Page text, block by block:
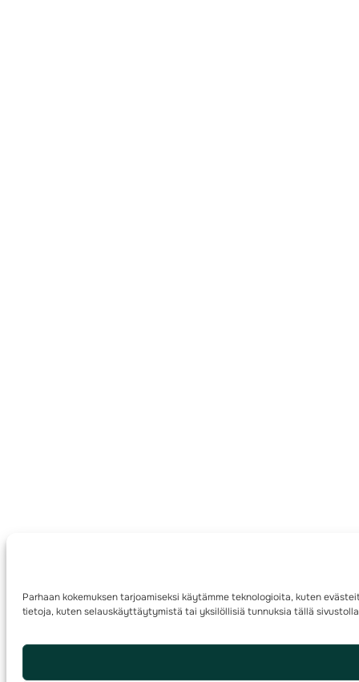
Parhaan kokemuksen tarjoamiseksi käytämme teknologioita, kuten
tietoja, kuten selauskäyttäytymistä tai yksilöllisiä tunnuksia tällä